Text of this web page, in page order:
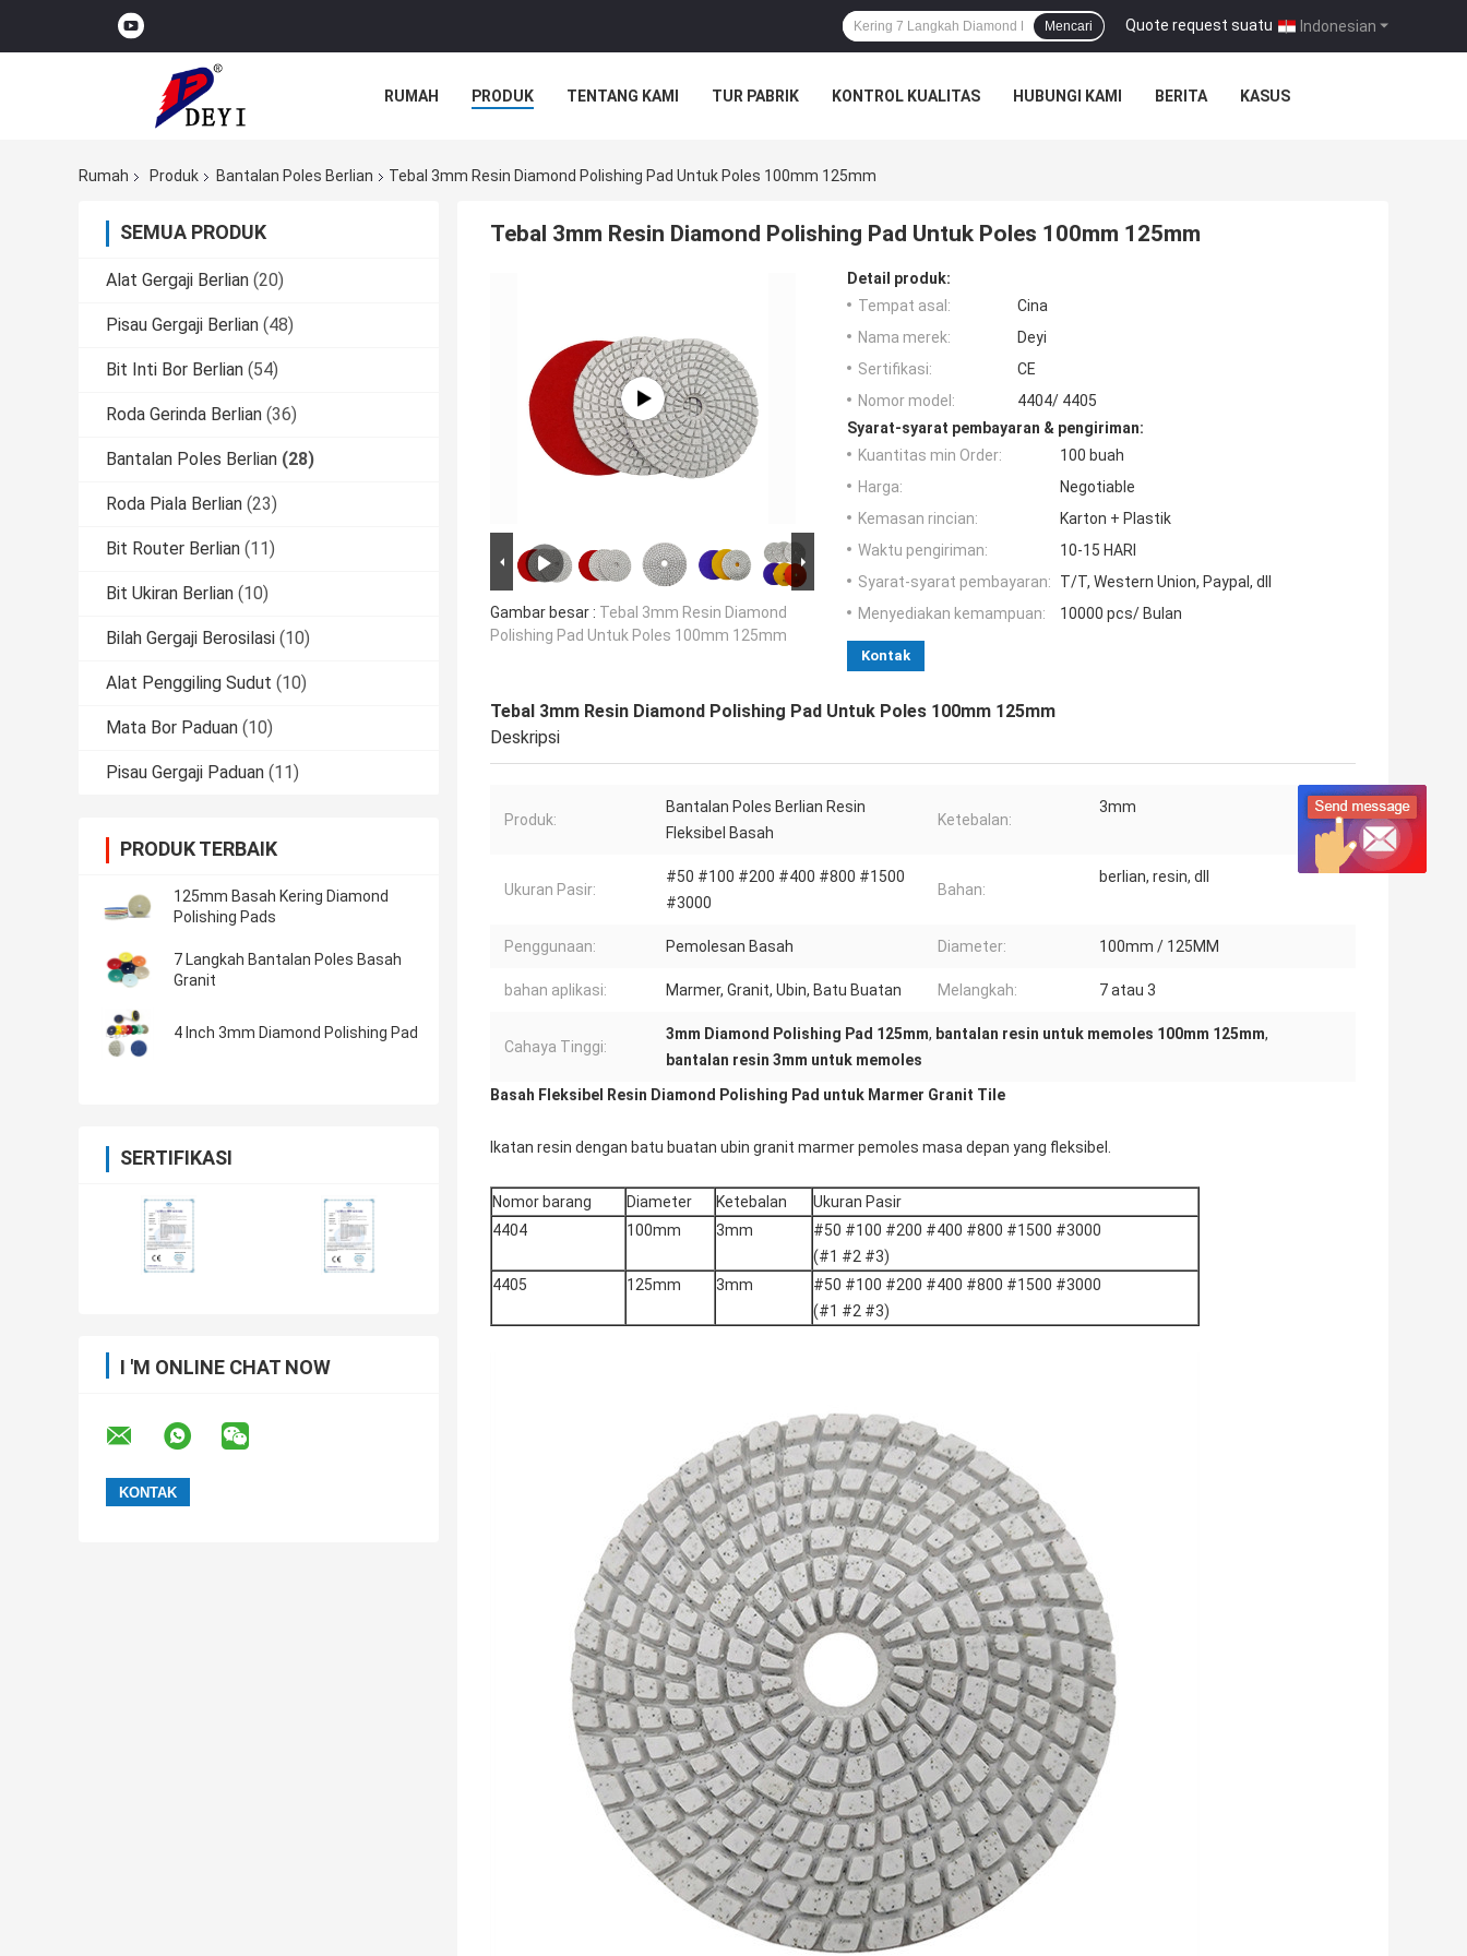
Indonesian
Quote request suatu |
Mencari
RUMAH PRODUK TENTANG KAMI TUR PABRIK KONTROL KUALITAS HUBUNGI KAMI BERITA KASUS
Rumah Produk Bantalan Poles Berlian Tebal 3mm Resin Diamond Polishing Pad Untuk Poles 100mm 125mm
SEMUA PRODUK
Alat Gergaji Berlian (20)
Pisau Gergaji Berlian (48)
Bit Inti Bor Berlian (54)
Roda Gerinda Berlian (36)
Bantalan Poles Berlian (28)
Roda Piala Berlian (23)
Bit Router Berlian (11)
Bit Ukiran Berlian (10)
Bilah Gergaji Berosilasi (10)
Alat Penggiling Sudut (10)
Mata Bor Paduan (10)
Pisau Gergaji Paduan (11)
PRODUK TERBAIK
125mm Basah Kering Diamond
Polishing Pads
7 Langkah Bantalan Poles Basah
Granit
4 Inch 3mm Diamond Polishing Pad
SERTIFIKASI
I 'M ONLINE CHAT NOW
Tebal 3mm Resin Diamond Polishing Pad Untuk Poles 100mm 125mm
Gambar besar : Tebal 3mm Resin Diamond
Polishing Pad Untuk Poles 100mm 125mm
Detail produk:
Tempat asal:
Cina
Nama merek:
Deyi
Sertifikasi:
CE
Nomor model:
4404/ 4405
Syarat-syarat pembayaran & pengiriman:
Kuantitas min Order:
100 buah
Harga:
Negotiable
Kemasan rincian:
Karton + Plastik
Waktu pengiriman:
10-15 HARI
Syarat-syarat pembayaran:
T/T, Western Union, Paypal, dll
Menyediakan kemampuan:
10000 pcs/ Bulan
Kontak
Tebal 3mm Resin Diamond Polishing Pad Untuk Poles 100mm 125mm
Deskripsi
Produk:
Bantalan Poles Berlian Resin
Fleksibel Basah
Ketebalan:
3mm
Ukuran Pasir:
#50 #100 #200 #400 #800 #1500
#3000
Bahan:
berlian, resin, dll
Penggunaan: Pemolesan Basah Diameter: 100mm / 125MM
bahan aplikasi: Marmer, Granit, Ubin, Batu Buatan Melangkah: 7 atau 3
Cahaya Tinggi:
3mm Diamond Polishing Pad 125mm, bantalan resin untuk memoles 100mm 125mm,
bantalan resin 3mm untuk memoles
Basah Fleksibel Resin Diamond Polishing Pad untuk Marmer Granit Tile
Ikatan resin dengan batu buatan ubin granit marmer pemoles masa depan yang fleksibel.
Nomor barang Diameter Ketebalan
Ukuran Pasir
4404
100mm 3mm
#50 #100 #200 #400 #800 #1500 #3000
(#1 #2 #3)
4405
125mm 3mm
#50 #100 #200 #400 #800 #1500 #3000
(#1 #2 #3)